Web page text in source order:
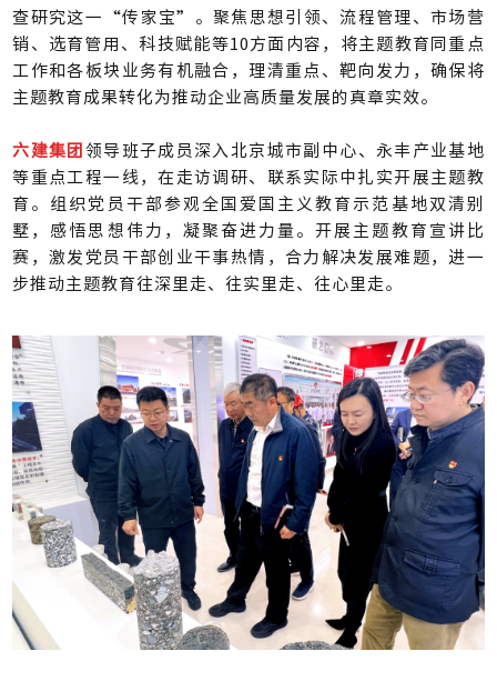
查研究这一“传家宝”。聚焦思想引领、流程管理、市场营
销、选育管用、科技赋能等10方面内容，将主题教育同重点
工作和各板块业务有机融合，理清重点、靶向发力，确保将
主题教育成果转化为推动企业高质量发展的真章实效。
六建集团 领导班子成员深入北京城市副中心、永丰产业基地
等重点工程一线，在走访调研、联系实际中扎实开展主题教
育。组织党员干部参观全国爱国主义教育示范基地双清别
墅，感悟思想伟力，凝聚奋进力量。开展主题教育宣讲比
赛，激发党员干部创业干事热情，合力解决发展难题，进一
步推动主题教育往深里走、往实里走、往心里走。